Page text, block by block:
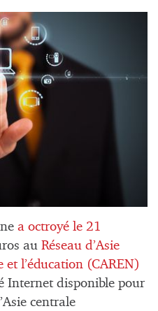
a octroyé le 21
au Réseau d’Asie
l’éducation (CAREN)
Internet disponible pour
centrale